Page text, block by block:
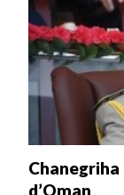
d’Oman